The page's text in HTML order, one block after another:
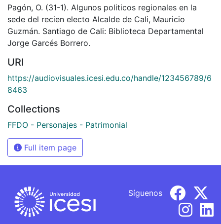
Pagón, O. (31-1). Algunos politicos regionales en la
sede del recien electo Alcalde de Cali, Mauricio
Guzmán. Santiago de Cali: Biblioteca Departamental
Jorge Garcés Borrero.
URI
https://audiovisuales.icesi.edu.co/handle/123456789/6
8463
Collections
FFDO - Personajes - Patrimonial
Full item page
Síguenos